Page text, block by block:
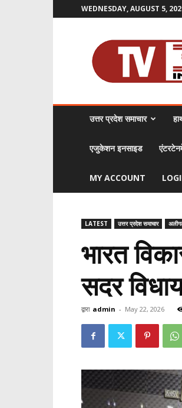
WEDNESDAY, AUGUST 5,
India
उत्तर प्रदेश समाचार
एजुकेशन इनसाइड
MY ACCOUNT
LATEST उत्तर प्रदेश समाचार
भारत
सदर
द्वारा admin - May 22, 2026